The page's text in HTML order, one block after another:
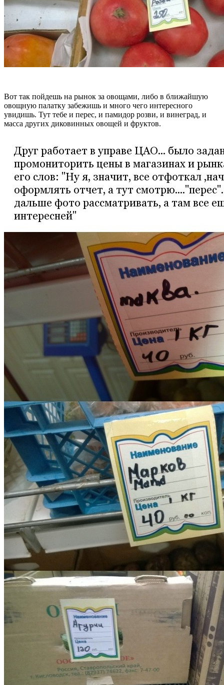
Вот так пойдешь на рынок за овощами, либо в ближайшую
овощную палатку забежишь и много чего интересного
увидишь. Тут тебе и перес, и памидор розви, и винеград, и
масса других диковинных овощей и фруктов.